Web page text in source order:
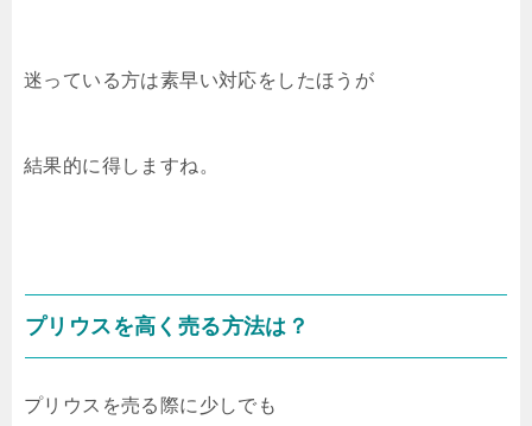
迷っている方は素早い対応をしたほうが
結果的に得しますね。
プリウスを高く売る方法は？
プリウスを売る際に少しでも